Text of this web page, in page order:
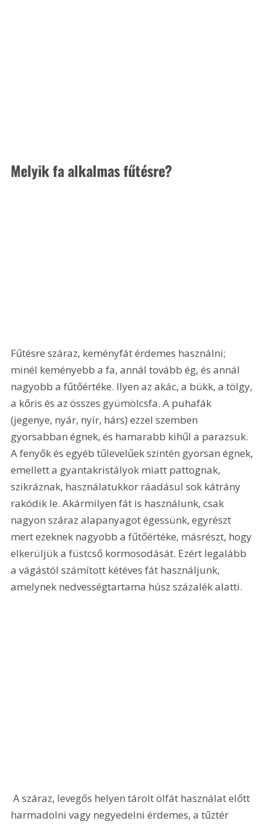
Melyik fa alkalmas fűtésre?
Fűtésre száraz, keményfát érdemes használni;
minél keményebb a fa, annál tovább ég, és annál
nagyobb a fűtőértéke. Ilyen az akác, a bükk, a tölgy,
a kőris és az összes gyümölcsfa. A puhafák
(jegenye, nyár, nyír, hárs) ezzel szemben
gyorsabban égnek, és hamarabb kihűl a parazsuk.
A fenyők és egyéb tűlevelűek szintén gyorsan égnek,
emellett a gyantakristályok miatt pattognak,
szikráznak, használatukkor ráadásul sok kátrány
rakódik le. Akármilyen fát is használunk, csak
nagyon száraz alapanyagot égessünk, egyrészt
mert ezeknek nagyobb a fűtőértéke, másrészt, hogy
elkerüljük a füstcső kormosodását. Ezért legalább
a vágástól számított kétéves fát használjunk,
amelynek nedvességtartama húsz százalék alatti.
A száraz, levegős helyen tárolt ölfát használat előtt
harmadolni vagy negyedelni érdemes, a tűztér